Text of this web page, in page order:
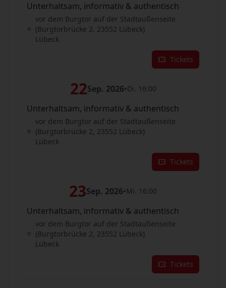
Unterhaltsam, informativ & authentisch
vor dem Burgtor auf der Stadtaußenseite
(Burgtorbrücke 2, 23552 Lübeck)
Lübeck
Tickets
22Sep. 2026•Di. 16:00
Unterhaltsam, informativ & authentisch
vor dem Burgtor auf der Stadtaußenseite
(Burgtorbrücke 2, 23552 Lübeck)
Lübeck
Tickets
23Sep. 2026•Mi. 16:00
Unterhaltsam, informativ & authentisch
vor dem Burgtor auf der Stadtaußenseite
(Burgtorbrücke 2, 23552 Lübeck)
Lübeck
Tickets